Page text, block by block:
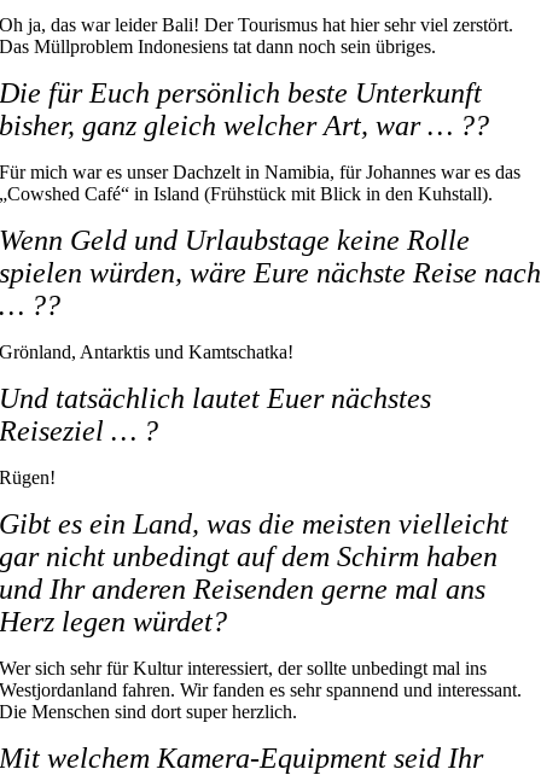
Oh ja, das war leider Bali! Der Tourismus hat hier sehr viel zerstört.
Das Müllproblem Indonesiens tat dann noch sein übriges.
Die für Euch persönlich beste Unterkunft
bisher, ganz gleich welcher Art, war … ??
Für mich war es unser Dachzelt in Namibia, für Johannes war es das
„Cowshed Café“ in Island (Frühstück mit Blick in den Kuhstall).
Wenn Geld und Urlaubstage keine Rolle
spielen würden, wäre Eure nächste Reise nach
… ??
Grönland, Antarktis und Kamtschatka!
Und tatsächlich lautet Euer nächstes
Reiseziel … ?
Rügen!
Gibt es ein Land, was die meisten vielleicht
gar nicht unbedingt auf dem Schirm haben
und Ihr anderen Reisenden gerne mal ans
Herz legen würdet?
Wer sich sehr für Kultur interessiert, der sollte unbedingt mal ins
Westjordanland fahren. Wir fanden es sehr spannend und interessant.
Die Menschen sind dort super herzlich.
Mit welchem Kamera-Equipment seid Ihr